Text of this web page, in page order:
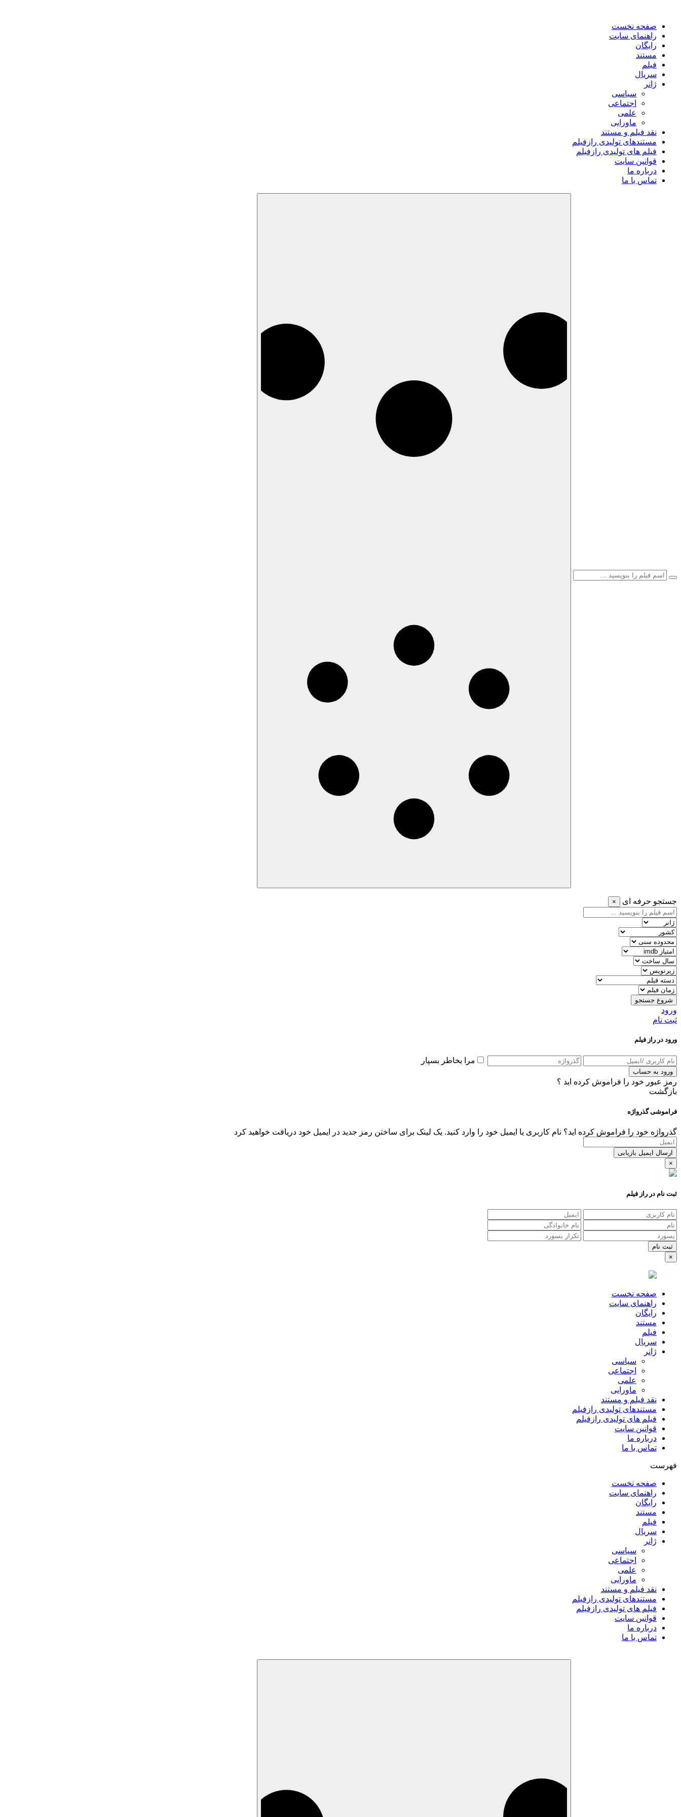
صفحه نخست
راهنمای سایت
رایگان
مستند
فیلم
سریال
ژانر
سیاسی
اجتماعی
علمی
ماورایی
نقد فیلم و مستند
مستندهای تولیدی رازفیلم
فیلم های تولیدی رازفیلم
قوانین سایت
درباره ما
تماس با ما
جستجو حرفه ای ×
شروع جستجو
ورود
ثبت نام
ورود در راز فیلم
مرا بخاطر بسپار
ورود به حساب
رمز عبور خود را فراموش کرده اید ؟
بازگشت
فراموشی گذرواژه
گذرواژه خود را فراموش کرده اید؟ نام کاربری یا ایمیل خود را وارد کنید. یک لینک برای ساختن رمز جدید در ایمیل خود دریافت خواهید کرد
ارسال ایمیل بازیابی
×
ثبت نام در راز فیلم
×
صفحه نخست
راهنمای سایت
رایگان
مستند
فیلم
سریال
ژانر
سیاسی
اجتماعی
علمی
ماورایی
نقد فیلم و مستند
مستندهای تولیدی رازفیلم
فیلم های تولیدی رازفیلم
قوانین سایت
درباره ما
تماس با ما
فهرست
صفحه نخست
راهنمای سایت
رایگان
مستند
فیلم
سریال
ژانر
سیاسی
اجتماعی
علمی
ماورایی
نقد فیلم و مستند
مستندهای تولیدی رازفیلم
فیلم های تولیدی رازفیلم
قوانین سایت
درباره ما
تماس با ما